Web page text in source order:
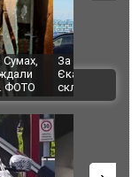
в
"Мої